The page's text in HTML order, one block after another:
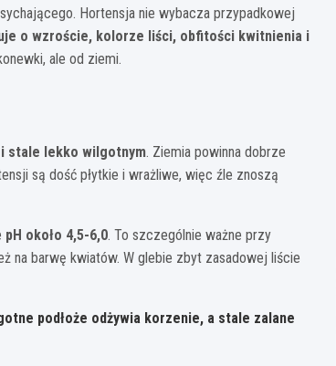
Hortensja nie wybacza przypadkowej
o wzroście, kolorze liści, obfitości kwitnienia i
ale od ziemi.
i stale lekko wilgotnym. Ziemia powinna dobrze
są dość płytkie i wrażliwe, więc źle znoszą
pH około 4,5-6,0. To szczególnie ważne przy
na barwę kwiatów. W glebie zbyt zasadowej liście
podłoże odżywia korzenie, a stale zalane